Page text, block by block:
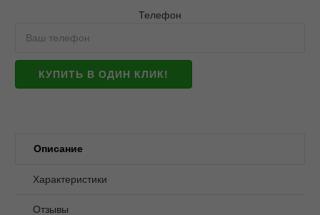
Телефон
КУПИТЬ В ОДИН КЛИК!
Описание
Характеристики
Отзывы